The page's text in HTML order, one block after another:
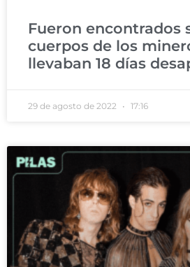
Fueron encontrados
cuerpos de los
llevaban 18 días
29 de agosto de 2022 17:16